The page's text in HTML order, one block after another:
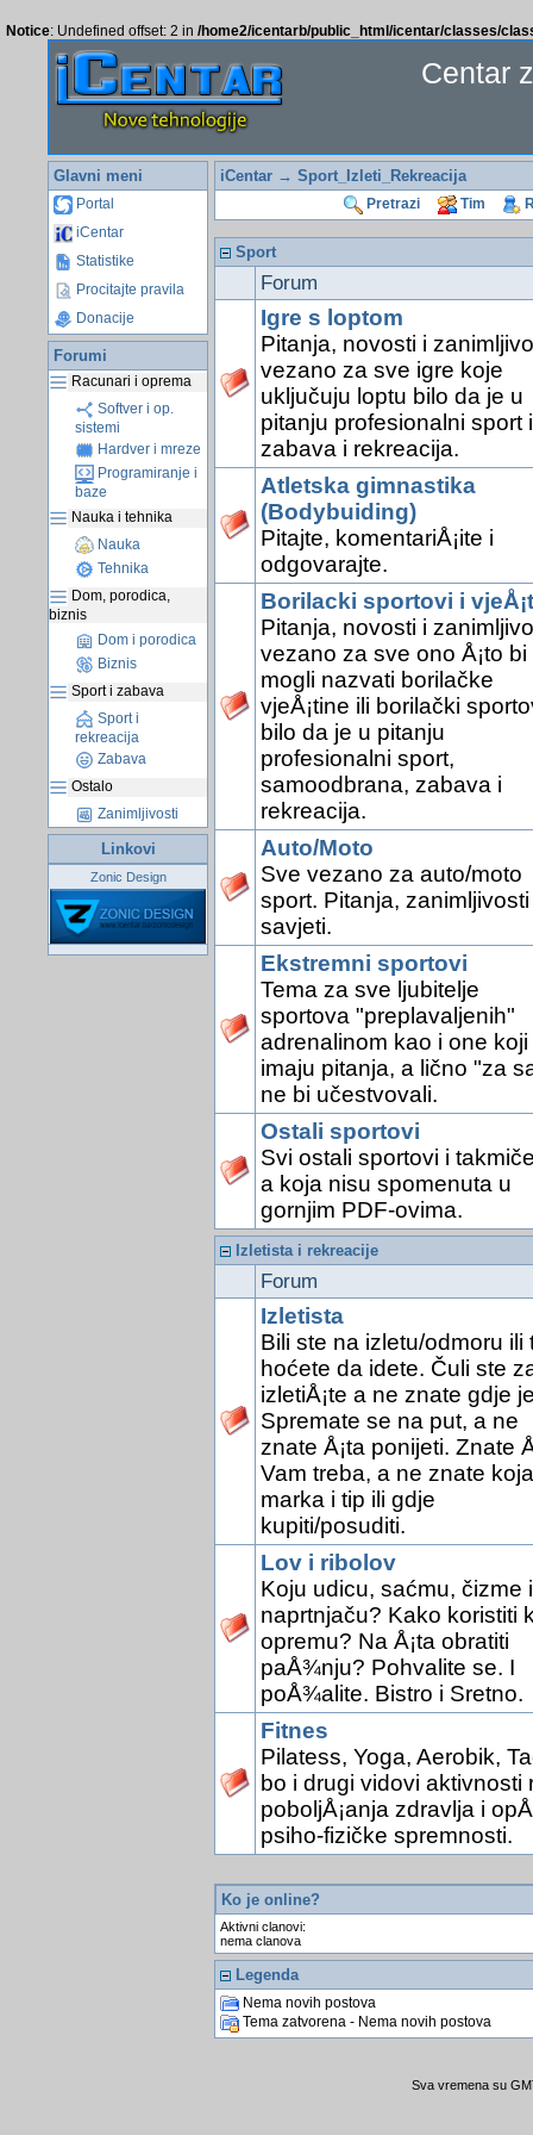
Notice: Undefined offset: 2 in /home2/icentarb/public_html/icentar/classes/
Centar
Glavni meni
Portal
iCentar
Statistike
Procitajte pravila
Donacije
Forumi
Racunari i oprema
Softver i op.
sistemi
Hardver i mreze
Programiranje i
baze
Nauka i tehnika
Nauka
Tehnika
Dom, porodica,
biznis
Dom i porodica
Biznis
Sport i zabava
Sport i
rekreacija
Zabava
Ostalo
Zanimljivosti
Linkovi
Zonic Design
iCentar→ Sport_Izleti_Rekreacija
Pretrazi Tim
Sport
Forum
Igre s loptom
Pitanja, novosti i
vezano za sve igre koje
uključuju loptu bilo da je u
pitanju profesionalni sport
zabava i rekreacija.
Atletska gimnastika
(Bodybuiding)
Pitajte, komentariÅ¡ite i
odgovarajte.
Borilacki sportovi i
Pitanja, novosti i
vezano za sve ono Å¡to bi
mogli nazvati borilačke
vjeÅ¡tine ili borilački
bilo da je u pitanju
profesionalni sport,
samoodbrana, zabava i
rekreacija.
Auto/Moto
Sve vezano za auto/moto
sport. Pitanja, zanimljivosti
savjeti.
Ekstremni sportovi
Tema za sve ljubitelje
sportova "preplavaljenih"
adrenalinom kao i one koji
imaju pitanja, a lično "za
ne bi učestvovali.
Ostali sportovi
Svi ostali sportovi i
a koja nisu spomenuta u
gornjim PDF-ovima.
Izletista i rekreacije
Forum
Izletista
Bili ste na izletu/odmoru ili
hoćete da idete. Čuli ste
izletiÅ¡te a ne znate gdje
Spremate se na put, a ne
znate Å¡ta ponijeti. Znate
Vam treba, a ne znate koja
marka i tip ili gdje
kupiti/posuditi.
Lov i ribolov
Koju udicu, saćmu, čizme
naprtnjaču? Kako koristiti
opremu? Na Å¡ta obratiti
paÅ¾nju? Pohvalite se. I
poÅ¾alite. Bistro i Sretno.
Fitnes
Pilatess, Yoga, Aerobik,
bo i drugi vidovi aktivnosti
poboljÅ¡anja zdravlja i
psiho-fizičke spremnosti.
Ko je online?
Aktivni clanovi:
nema clanova
Legenda
Nema novih postova
Tema zatvorena - Nema novih postova
Sva vremena su